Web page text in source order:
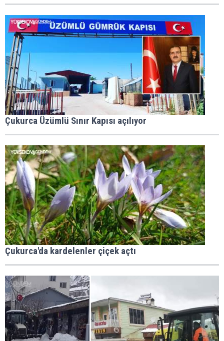
Çukurca Üzümlü Sınır Kapısı açılıyor
Çukurca'da kardelenler çiçek açtı